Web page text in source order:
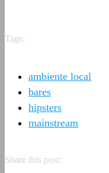
Tags:
ambiente local
bares
hipsters
mainstream
Share this post: